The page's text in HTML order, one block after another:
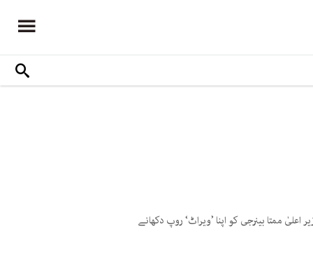
ممتا بینرجی کو اپنا ’ویراٹ‘ روپ دکھانے